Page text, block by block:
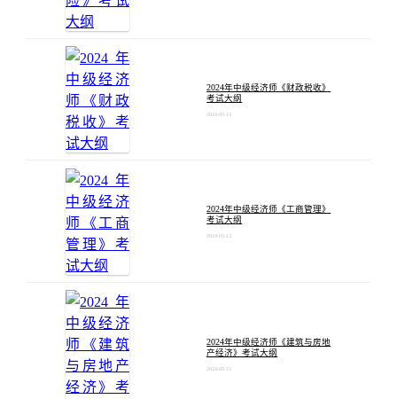
2024年中级经济师《财政税收》
考试大纲
2024-05-13
2024年中级经济师《工商管理》
考试大纲
2024-05-13
2024年中级经济师《建筑与房地
产经济》考试大纲
2024-05-13